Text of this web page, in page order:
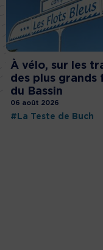
À vélo, sur les
des plus grands
du Bassin
06 août 2026
#La Teste de Buch